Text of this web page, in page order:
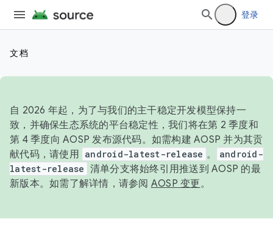
登录
文档
自 2026 年起，为了与我们的主干稳定开发模型保持一
致，并确保生态系统的平台稳定性，我们将在第 2 季度和
第 4 季度向 AOSP 发布源代码。如需构建 AOSP 并为其贡
献代码，请使用 android-latest-release 。
android-
latest-release 清单分支将始终引用推送到 AOSP 的最
新版本。如需了解详情，请参阅 AOSP 变更。